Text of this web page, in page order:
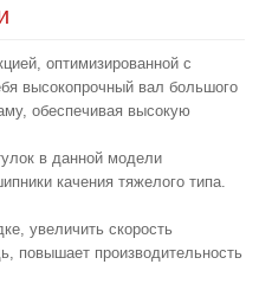
оптимизированной с
высокопрочный вал большого
обеспечивая высокую
в данной модели
качения тяжелого типа.
увеличить скорость
повышает производительность